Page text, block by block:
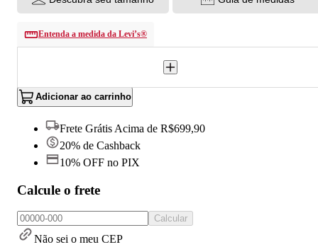
Entenda a medida da Levi’s®
Adicionar ao carrinho
Frete Grátis Acima de R$699,90
20% de Cashback
10% OFF no PIX
Calcule o frete
Calcular
Não sei o meu CEP